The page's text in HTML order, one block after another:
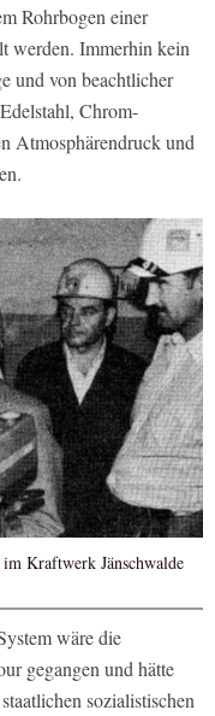
Rohrbogen einer
werden. Immerhin kein
und von beachtlicher
Chrom-
Atmosphärendruck und
Kraftwerk Jänschwalde
wäre die
gegangen und hätte
sozialistischen